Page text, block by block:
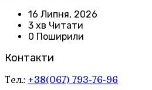
16 Липня, 2026
3 хв Читати
0 Поширили
Контакти
Тел.: +38(067) 793-76-96